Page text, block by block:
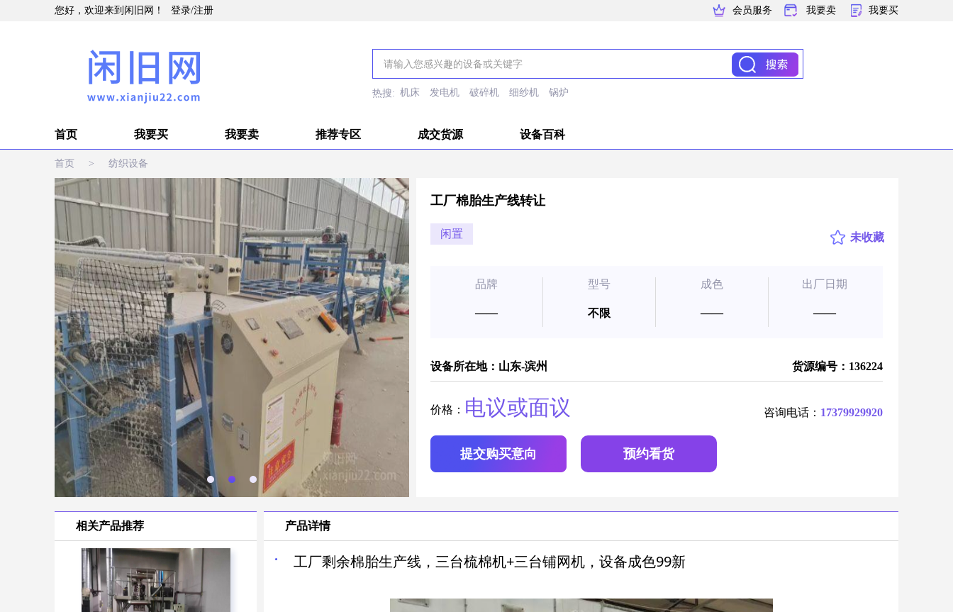
您好，欢迎来到闲旧网！ 登录/注册 会员服务 我要卖 我要买
热搜: 机床 发电机 破碎机 细纱机 锅炉
首页 我要买 我要卖 推荐专区 成交货源 设备百科
首页 > 纺织设备
工厂棉胎生产线转让
闲置 未收藏
品牌
——
型号
不限
成色
——
出厂日期
——
设备所在地：山东-滨州 货源编号：136224
价格： 电议或面议 咨询电话： 17379929920
提交购买意向 预约看货
相关产品推荐 产品详情
工厂剩余棉胎生产线，三台梳棉机+三台铺网机，设备成色99新